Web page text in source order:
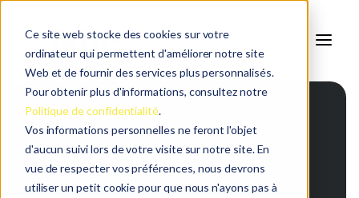
Ce site web stocke des cookies sur votre
ordinateur qui permettent d'améliorer notre site
Web et de fournir des services plus personnalisés.
Pour obtenir plus d'informations, consultez notre
Politique de confidentialité.
Vos informations personnelles ne feront l'objet
d'aucun suivi lors de votre visite sur notre site. En
vue de respecter vos préférences, nous devrons
utiliser un petit cookie pour que nous n'ayons pas à
Retour au blog